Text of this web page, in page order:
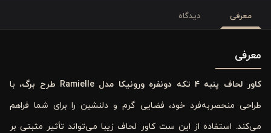
معرفی دیدگاه
معرفی
کاور لحاف پنبه ۴ تکه دونفره ورونیکا مدل Ramielle طرح برگ
، با
طراحی منحصر‌به‌فرد خود، فضایی گرم و دلنشین را برای شما فراهم
می‌کند. استفاده از این ست کاور لحاف زیبا می‌تواند تأثیر مثبتی بر